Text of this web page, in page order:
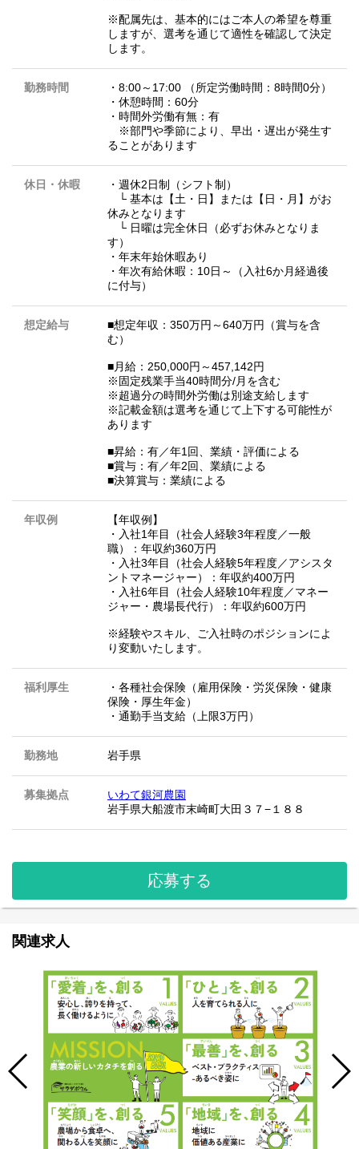
※配属先は、基本的にはご本人の希望を尊重
しますが、選考を通じて適性を確認して決定
します。
勤務時間
・8:00～17:00 （所定労働時間：8時間0分）
・休憩時間：60分
・時間外労働有無：有
※部門や季節により、早出・遅出が発生す
ることがあります
休日・休暇
・週休2日制（シフト制）
└ 基本は【土・日】または【日・月】がお
休みとなります
└ 日曜は完全休日（必ずお休みとなりま
す）
・年末年始休暇あり
・年次有給休暇：10日～（入社6か月経過後
に付与）
想定給与
■想定年収：350万円～640万円（賞与を含
む）
■月給：250,000円～457,142円
※固定残業手当40時間分/月を含む
※超過分の時間外労働は別途支給します
※記載金額は選考を通じて上下する可能性が
あります
■昇給：有／年1回、業績・評価による
■賞与：有／年2回、業績による
■決算賞与：業績による
年収例
【年収例】
・入社1年目（社会人経験3年程度／一般
職）：年収約360万円
・入社3年目（社会人経験5年程度／アシスタ
ントマネージャー）：年収約400万円
・入社6年目（社会人経験10年程度／マネー
ジャー・農場長代行）：年収約600万円
※経験やスキル、ご入社時のポジションによ
り変動いたします。
福利厚生
・各種社会保険（雇用保険・労災保険・健康
保険・厚生年金）
・通勤手当支給（上限3万円）
勤務地 岩手県
募集拠点
いわて銀河農園
岩手県大船渡市末崎町大田３７−１８８
応募する
関連求人